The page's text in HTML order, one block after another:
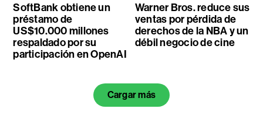
SoftBank obtiene un
préstamo de
US$10.000 millones
respaldado por su
participación en OpenAI
Warner Bros. reduce sus
ventas por pérdida de
derechos de la NBA y un
débil negocio de cine
Cargar más